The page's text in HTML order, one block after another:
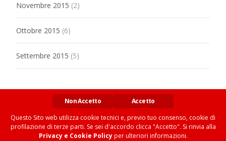
Novembre 2015 (2)
Ottobre 2015 (6)
Settembre 2015 (5)
Copyright © MARXIANOMICS
Non Accetto
Accetto
Questo Sito web utilizza cookie tecnici e, previo tuo consenso, cookie di
profilazione di terze parti. Se sei d'accordo clicca "Accetto". Si rinvia alla
Privacy e Cookie Policy per ulteriori informazioni.